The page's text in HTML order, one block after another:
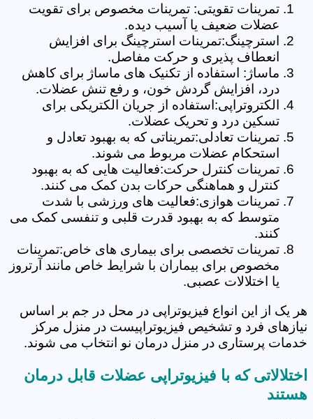
تمرینات تقویتی: تمرینات مخصوص برای تقویت
عضلات ضعیف یا آسیب دیده.
استرچینگ:تمرینات استرچینگ برای افزایش
انعطاف پذیری و حرکت مفاصل.
ماساژ: استفاده از تکنیک های ماساژ برای کاهش
درد، افزایش گردش خون، و رفع تنش عضلات.
الکتروتراپی:استفاده از جریان الکتریکی برای
تسکین درد و تحریک عضلات.
تمرینات تعادلی:تمریناتی که به بهبود تعادل و
استحکام عضلات مربوط می شوند.
تمرینات کنترل حرکت:فعالیت هایی که به بهبود
کنترل و هماهنگی حرکات بدن کمک می کنند.
تمرینات هوازی:فعالیت های ورزشی با شدت
متوسط که به بهبود قدرت قلبی و تنفسی کمک می
کنند.
تمرینات تخصصی برای بیماری های خاص:تمرینات
مخصوص برای بیماران با شرایط خاص مانند آرتروز
یا اختلالات عصبی.
هر یک از این انواع فیزیوتراپی در محل در جم بر اساس
نیازهای فرد و تشخیص فیزیوتراپیست در منزل مرکز
خدمات پرستاری در منزل درمان نو انتخاب می شوند.
اختلالاتی که با فیزیوتراپی عضلات قابل درمان
هستند